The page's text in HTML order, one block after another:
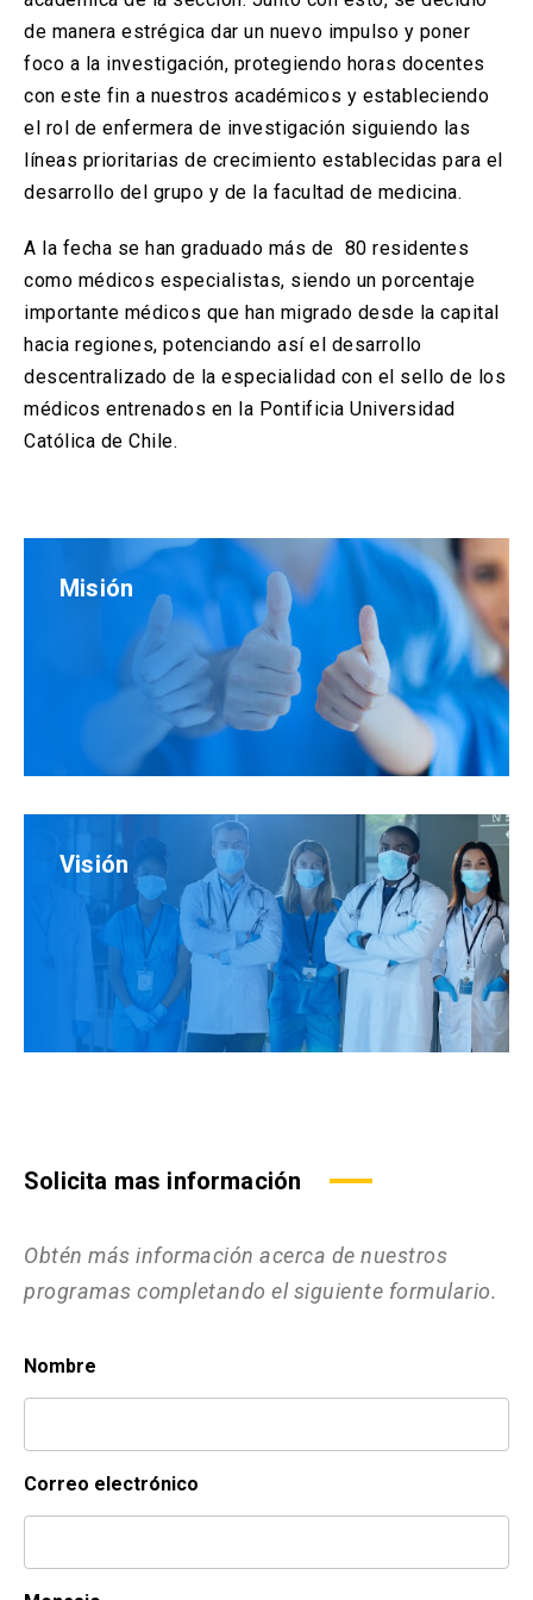
de manera estrégica dar un nuevo impulso y poner
foco a la investigación, protegiendo horas docentes
con este fin a nuestros académicos y estableciendo
el rol de enfermera de investigación siguiendo las
líneas prioritarias de crecimiento establecidas para el
desarrollo del grupo y de la facultad de medicina.
A la fecha se han graduado más de 80 residentes
como médicos especialistas, siendo un porcentaje
importante médicos que han migrado desde la capital
hacia regiones, potenciando así el desarrollo
descentralizado de la especialidad con el sello de los
médicos entrenados en la Pontificia Universidad
Católica de Chile.
Misión
Visión
Solicita mas información
Obtén más información acerca de nuestros
programas completando el siguiente formulario.
Nombre
Correo electrónico